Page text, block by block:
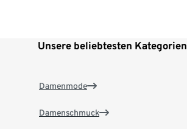
Unsere beliebtesten Kategorien
Damenmode
Damenschmuck